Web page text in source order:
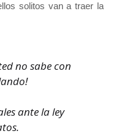
solitos van a traer la
no sabe con
ante la ley